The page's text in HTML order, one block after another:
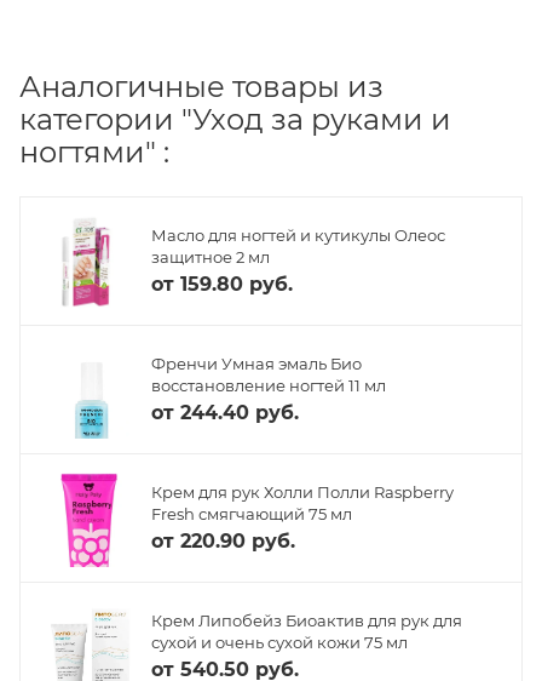
Аналогичные товары из
категории "Уход за руками и
ногтями" :
Масло для ногтей и кутикулы Олеос
защитное 2 мл
от 159.80 руб.
Френчи Умная эмаль Био
восстановление ногтей 11 мл
от 244.40 руб.
Крем для рук Холли Полли Raspberry
Fresh смягчающий 75 мл
от 220.90 руб.
Крем Липобейз Биоактив для рук для
сухой и очень сухой кожи 75 мл
от 540.50 руб.